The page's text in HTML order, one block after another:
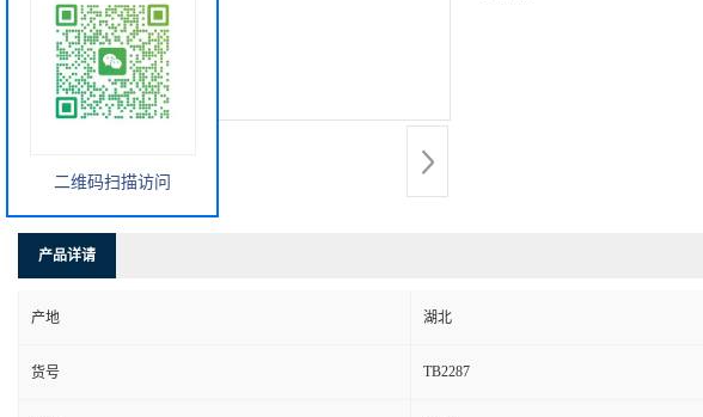
产品详请
产地 湖北
货号 TB2287
二维码扫描访问